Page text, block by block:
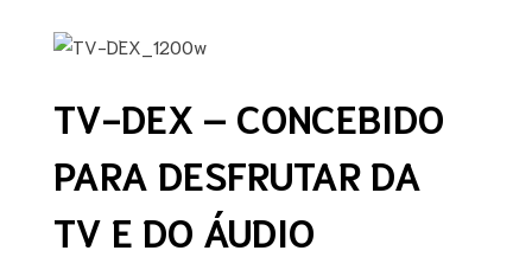
TV-DEX – CONCEBIDO
PARA DESFRUTAR DA
TV E DO ÁUDIO